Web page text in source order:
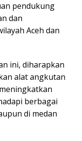
pendukung
dan
Aceh dan
ini, diharapkan
alat angkutan
berbagai
di medan